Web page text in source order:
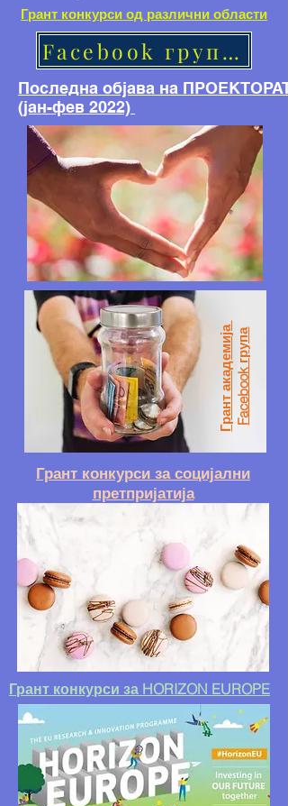
Грант конкурси од различни области
Facebook група ГРАНТ АКАДЕМИЈА
Последна објава на ПРОЕКТОРАТ
(јан-фев 2022)
Грант академијаFacebook група
Грант конкурси за социјални
претпријатија
Грант конкурси за HORIZON EUROPE